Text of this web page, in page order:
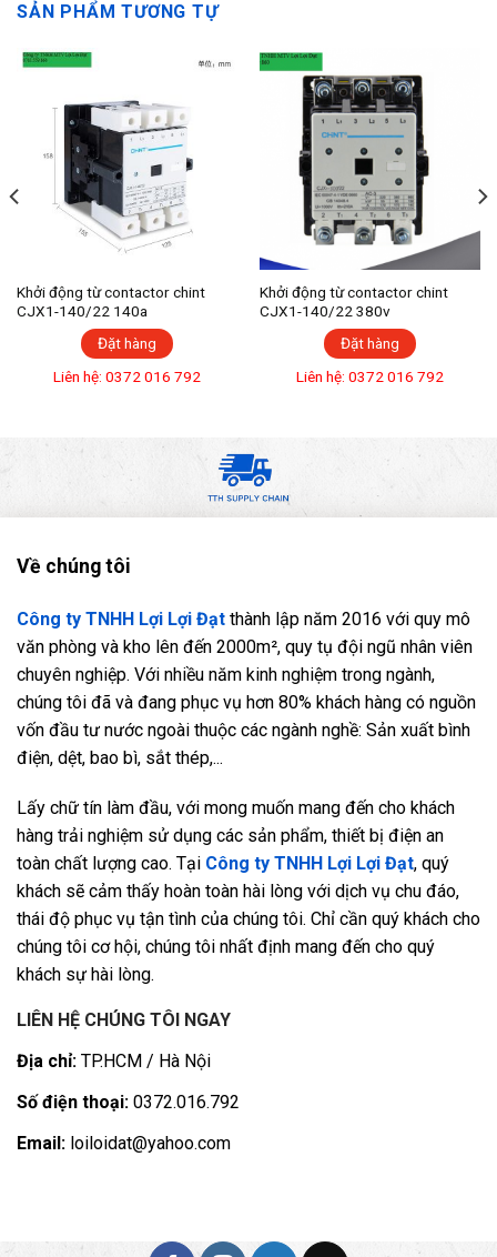
SẢN PHẨM TƯƠNG TỰ
Khởi động từ contactor chint
CJX1-140/22 140a
Đặt hàng
Liên hệ: 0372 016 792
Khởi động từ contactor chint
CJX1-140/22 380v
Đặt hàng
Liên hệ: 0372 016 792
Về chúng tôi
Công ty TNHH Lợi Lợi Đạt thành lập năm 2016 với quy mô
văn phòng và kho lên đến 2000m², quy tụ đội ngũ nhân viên
chuyên nghiệp. Với nhiều năm kinh nghiệm trong ngành,
chúng tôi đã và đang phục vụ hơn 80% khách hàng có nguồn
vốn đầu tư nước ngoài thuộc các ngành nghề: Sản xuất bình
điện, dệt, bao bì, sắt thép,...
Lấy chữ tín làm đầu, với mong muốn mang đến cho khách
hàng trải nghiệm sử dụng các sản phẩm, thiết bị điện an
toàn chất lượng cao. Tại Công ty TNHH Lợi Lợi Đạt, quý
khách sẽ cảm thấy hoàn toàn hài lòng với dịch vụ chu đáo,
thái độ phục vụ tận tình của chúng tôi. Chỉ cần quý khách cho
chúng tôi cơ hội, chúng tôi nhất định mang đến cho quý
khách sự hài lòng.
LIÊN HỆ CHÚNG TÔI NGAY
Địa chỉ: TP.HCM / Hà Nội
Số điện thoại: 0372.016.792
Email: loiloidat@yahoo.com